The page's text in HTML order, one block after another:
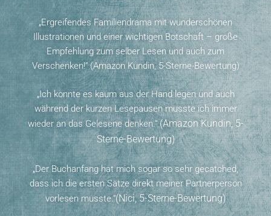
„Ergreifendes Familiendrama mit wunderschönen
Illustrationen und einer wichtigen Botschaft – große
Empfehlung zum selber Lesen und auch zum
Verschenken!“(Amazon Kundin, 5-Sterne-Bewertung)
„Ich konnte es kaum aus der Hand legen und auch
während der kurzen Lesepausen musste ich immer
wieder an das Gelesene denken.“(Amazon Kundin, 5-
Sterne-Bewertung)
„Der Buchanfang hat mich sogar so sehr gecatched,
dass ich die ersten Sätze direkt meiner Partnerperson
vorlesen musste.“(Nici, 5-Sterne-Bewertung)